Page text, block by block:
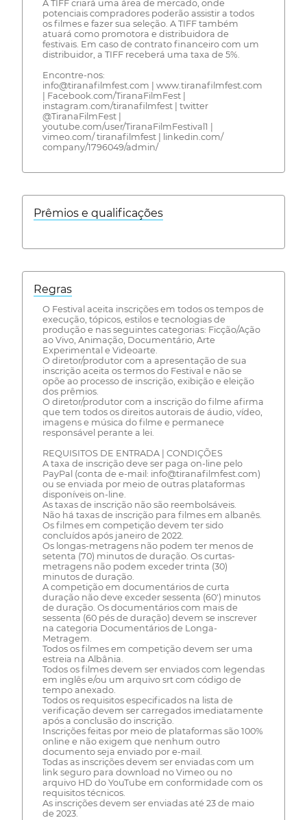
A TIFF criará uma área de mercado, onde
potenciais compradores poderão assistir a todos
os filmes e fazer sua seleção. A TIFF também
atuará como promotora e distribuidora de
festivais. Em caso de contrato financeiro com um
distribuidor, a TIFF receberá uma taxa de 5%.
Encontre-nos:
info@tiranafilmfest.com | www.tiranafilmfest.com
| Facebook.com/TiranaFilmFest |
instagram.com/tiranafilmfest | twitter
@TiranaFilmFest |
youtube.com/user/TiranaFilmFestival1 |
vimeo.com/ tiranafilmfest | linkedin.com/
company/1796049/admin/
Prêmios e qualificações
Regras
O Festival aceita inscrições em todos os tempos de
execução, tópicos, estilos e tecnologias de
produção e nas seguintes categorias: Ficção/Ação
ao Vivo, Animação, Documentário, Arte
Experimental e Videoarte.
O diretor/produtor com a apresentação de sua
inscrição aceita os termos do Festival e não se
opõe ao processo de inscrição, exibição e eleição
dos prêmios.
O diretor/produtor com a inscrição do filme afirma
que tem todos os direitos autorais de áudio, vídeo,
imagens e música do filme e permanece
responsável perante a lei.
REQUISITOS DE ENTRADA | CONDIÇÕES
A taxa de inscrição deve ser paga on-line pelo
PayPal (conta de e-mail: info@tiranafilmfest.com)
ou se enviada por meio de outras plataformas
disponíveis on-line.
As taxas de inscrição não são reembolsáveis.
Não há taxas de inscrição para filmes em albanês.
Os filmes em competição devem ter sido
concluídos após janeiro de 2022.
Os longas-metragens não podem ter menos de
setenta (70) minutos de duração. Os curtas-
metragens não podem exceder trinta (30)
minutos de duração.
A competição em documentários de curta
duração não deve exceder sessenta (60') minutos
de duração. Os documentários com mais de
sessenta (60 pés de duração) devem se inscrever
na categoria Documentários de Longa-
Metragem.
Todos os filmes em competição devem ser uma
estreia na Albânia.
Todos os filmes devem ser enviados com legendas
em inglês e/ou um arquivo srt com código de
tempo anexado.
Todos os requisitos especificados na lista de
verificação devem ser carregados imediatamente
após a conclusão do inscrição.
Inscrições feitas por meio de plataformas são 100%
online e não exigem que nenhum outro
documento seja enviado por e-mail.
Todas as inscrições devem ser enviadas com um
link seguro para download no Vimeo ou no
arquivo HD do YouTube em conformidade com os
requisitos técnicos.
As inscrições devem ser enviadas até 23 de maio
de 2023.